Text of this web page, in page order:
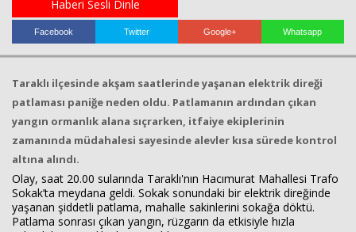
Haberi Sesli Dinle
Facebook Twitter Google+ Whatsapp
Taraklı ilçesinde akşam saatlerinde yaşanan elektrik direği
patlaması paniğe neden oldu. Patlamanın ardından çıkan
yangın ormanlık alana sıçrarken, itfaiye ekiplerinin
zamanında müdahalesi sayesinde alevler kısa sürede kontrol
altına alındı.
Olay, saat 20.00 sularında Taraklı'nın Hacımurat Mahallesi Trafo
Sokak’ta meydana geldi. Sokak sonundaki bir elektrik direğinde
yaşanan şiddetli patlama, mahalle sakinlerini sokağa döktü.
Patlama sonrası çıkan yangın, rüzgarın da etkisiyle hızla